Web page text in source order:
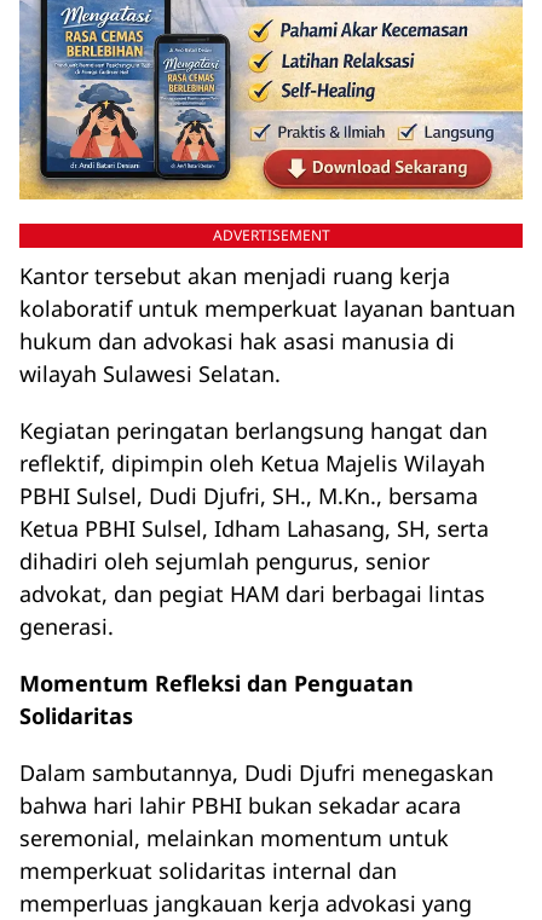
ADVERTISEMENT
Kantor tersebut akan menjadi ruang kerja
kolaboratif untuk memperkuat layanan bantuan
hukum dan advokasi hak asasi manusia di
wilayah Sulawesi Selatan.
Kegiatan peringatan berlangsung hangat dan
reflektif, dipimpin oleh Ketua Majelis Wilayah
PBHI Sulsel, Dudi Djufri, SH., M.Kn., bersama
Ketua PBHI Sulsel, Idham Lahasang, SH, serta
dihadiri oleh sejumlah pengurus, senior
advokat, dan pegiat HAM dari berbagai lintas
generasi.
Momentum Refleksi dan Penguatan
Solidaritas
Dalam sambutannya, Dudi Djufri menegaskan
bahwa hari lahir PBHI bukan sekadar acara
seremonial, melainkan momentum untuk
memperkuat solidaritas internal dan
memperluas jangkauan kerja advokasi yang